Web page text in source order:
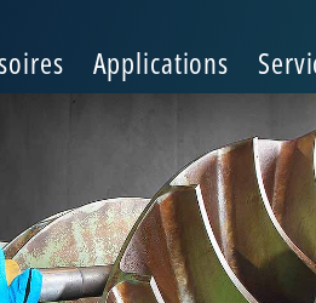
Applications